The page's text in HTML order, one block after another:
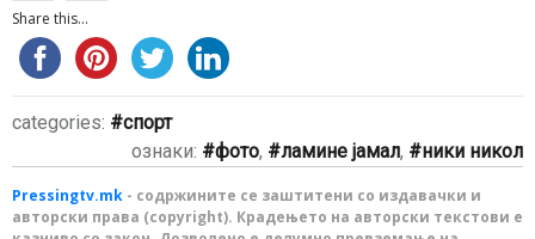
Share this...
categories:
спорт
ознаки:
фото, ламине јамал, ники никол
Pressingtv.mk - содржините се заштитени со издавачки и
авторски права (copyright). Крадењето на авторски текстови е